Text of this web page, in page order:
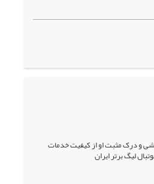
و درک مثبت او از کیفیت خدمات
لیگ برتر ایران